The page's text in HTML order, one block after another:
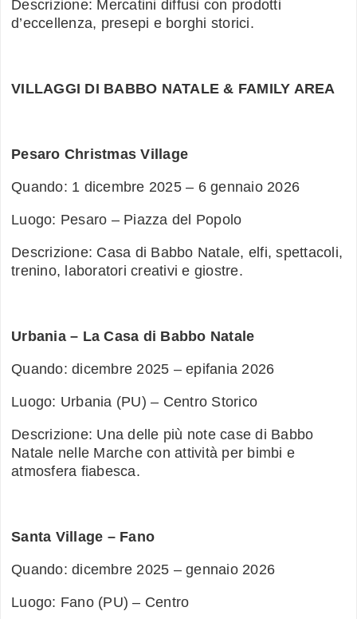
Descrizione: Mercatini diffusi con prodotti
d’eccellenza, presepi e borghi storici.
VILLAGGI DI BABBO NATALE & FAMILY AREA
Pesaro Christmas Village
Quando: 1 dicembre 2025 – 6 gennaio 2026
Luogo: Pesaro – Piazza del Popolo
Descrizione: Casa di Babbo Natale, elfi, spettacoli,
trenino, laboratori creativi e giostre.
Urbania – La Casa di Babbo Natale
Quando: dicembre 2025 – epifania 2026
Luogo: Urbania (PU) – Centro Storico
Descrizione: Una delle più note case di Babbo
Natale nelle Marche con attività per bimbi e
atmosfera fiabesca.
Santa Village – Fano
Quando: dicembre 2025 – gennaio 2026
Luogo: Fano (PU) – Centro